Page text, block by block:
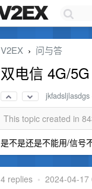
V2EX › 问与答
双电信 4G/
jkfadsljlasdgs
This topic created in
是不是还是不能用/信号
4 replies • 2024-04-17